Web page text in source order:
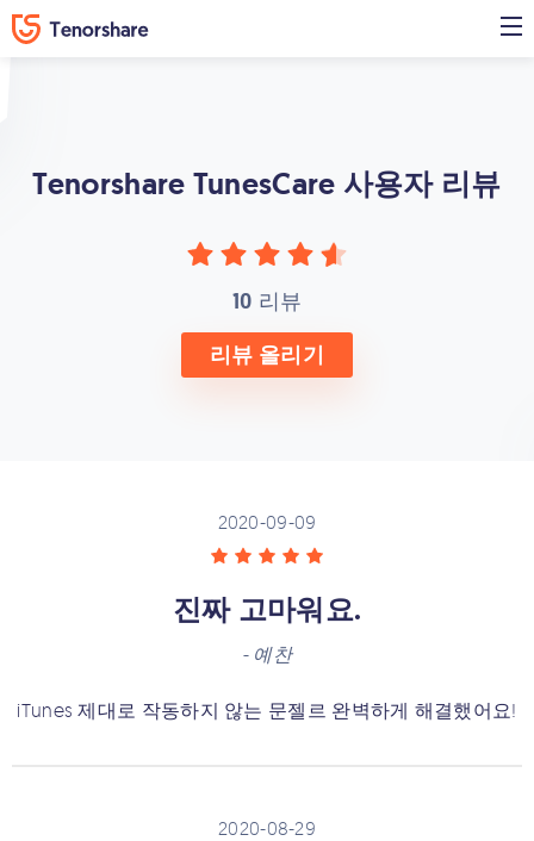
Tenorshare TunesCare 사용자 리뷰
10 리뷰
리뷰 올리기
2020-09-09
진짜 고마워요.
- 예찬
iTunes 제대로 작동하지 않는 문젤르 완벽하게 해결했어요!
2020-08-29